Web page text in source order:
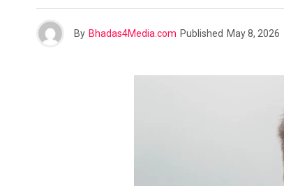
By Bhadas4Media.com Published May 8, 2026